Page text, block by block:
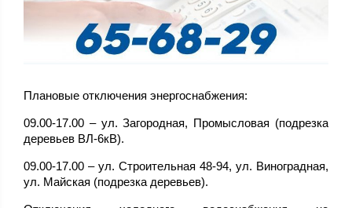
Плановые отключения энергоснабжения:
09.00-17.00 – ул. Загородная, Промысловая (подрезка
деревьев ВЛ-6кВ).
09.00-17.00 – ул. Строительная 48-94, ул. Виноградная,
ул. Майская (подрезка деревьев).